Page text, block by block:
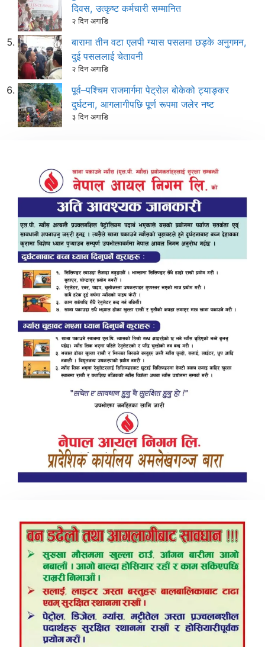
दिवस, उत्कृष्ट कर्मचारी सम्मानित
२ दिन अगाडि
बारामा तीन वटा एलपी ग्यास पसलमा छड्के अनुगमन,
दुई पसललाई चेतावनी
२ दिन अगाडि
पूर्व–पश्चिम राजमार्गमा पेट्रोल बोकेको ट्याङ्कर
दुर्घटना, आगलागीपछि पूर्ण रूपमा जलेर नष्ट
३ दिन अगाडि